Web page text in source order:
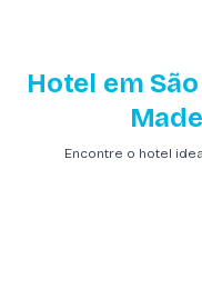
Hotel em
Encontre o hotel